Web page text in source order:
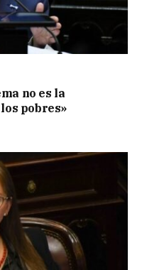
no es la
pobres»